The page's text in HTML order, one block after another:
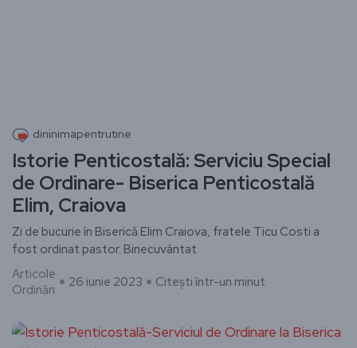
dininimapentrutine
Istorie Penticostală: Serviciu Special
de Ordinare- Biserica Penticostală
Elim, Craiova
Zi de bucurie în Biserică Elim Craiova, fratele Ticu Costi a
fost ordinat pastor. Binecuvântat
Articole
Ordinări
26 iunie 2023 Citești într-un minut